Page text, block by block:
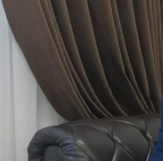
н
а
з
а
д